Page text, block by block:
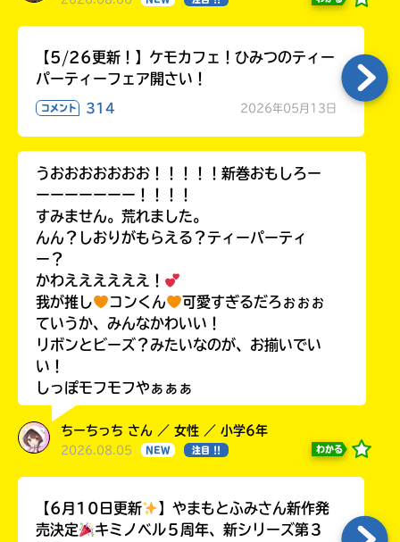
【5/26更新！】ケモカフェ！ひみつのティー
パーティーフェア開さい！
コメント 314 2026年05月13日
うおおおおおおお！！！！！新巻おもしろー
ーーーーーーー！！！！
すみません。荒れました。
んん？しおりがもらえる？ティーパーティ
ー？
かわええええええ！
我が推し
コンくん
可愛すぎるだろぉぉぉ
ていうか、みんなかわいい！
リボンとビーズ？みたいなのが、お揃いでい
い！
しっぽモフモフやぁぁぁ
ちーちっち さん ／ 女性 ／ 小学6年
2026.08.05 NEW 注目 !! わかる
【6月10日更新
】やまもとふみさん新作発
売決定
キミノベル５周年、新シリーズ第３